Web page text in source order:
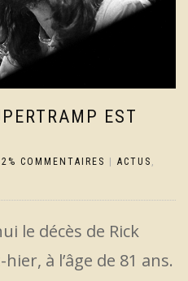
EST
2% COMMENTAIRES | ACTUS
le décès de Rick
à l’âge de 81 ans.